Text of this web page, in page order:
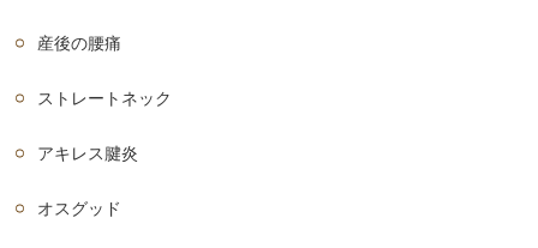
産後の腰痛
ストレートネック
アキレス腱炎
オスグッド